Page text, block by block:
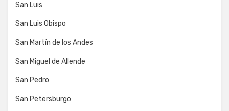
San Luis
San Luis Obispo
San Martín de los Andes
San Miguel de Allende
San Pedro
San Petersburgo